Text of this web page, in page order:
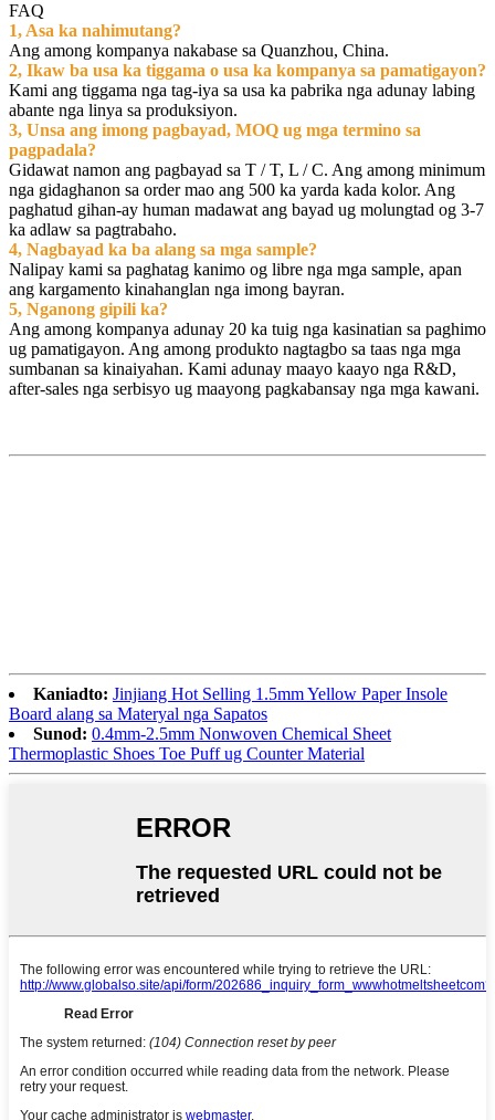
FAQ
1, Asa ka nahimutang?
Ang among kompanya nakabase sa Quanzhou, China.
2, Ikaw ba usa ka tiggama o usa ka kompanya sa pamatigayon?
Kami ang tiggama nga tag-iya sa usa ka pabrika nga adunay labing
abante nga linya sa produksiyon.
3, Unsa ang imong pagbayad, MOQ ug mga termino sa
pagpadala?
Gidawat namon ang pagbayad sa T / T, L / C. Ang among minimum
nga gidaghanon sa order mao ang 500 ka yarda kada kolor. Ang
paghatud gihan-ay human madawat ang bayad ug molungtad og 3-7
ka adlaw sa pagtrabaho.
4, Nagbayad ka ba alang sa mga sample?
Nalipay kami sa paghatag kanimo og libre nga mga sample, apan
ang kargamento kinahanglan nga imong bayran.
5, Nganong gipili ka?
Ang among kompanya adunay 20 ka tuig nga kasinatian sa paghimo
ug pamatigayon. Ang among produkto nagtagbo sa taas nga mga
sumbanan sa kinaiyahan. Kami adunay maayo kaayo nga R&D,
after-sales nga serbisyo ug maayong pagkabansay nga mga kawani.
Kaniadto: Jinjiang Hot Selling 1.5mm Yellow Paper Insole
Board alang sa Materyal nga Sapatos
Sunod: 0.4mm-2.5mm Nonwoven Chemical Sheet
Thermoplastic Shoes Toe Puff ug Counter Material